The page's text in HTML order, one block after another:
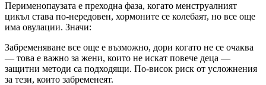
Перименопаузата е преходна фаза, когато менструалният
цикъл става по‐нередовен, хормоните се колебаят, но все още
има овулации. Значи:
Забременяване все още е възможно, дори когато не се очаква
— това е важно за жени, които не искат повече деца —
защитни методи са подходящи. По-висок риск от усложнения
за тези, които забременеят.